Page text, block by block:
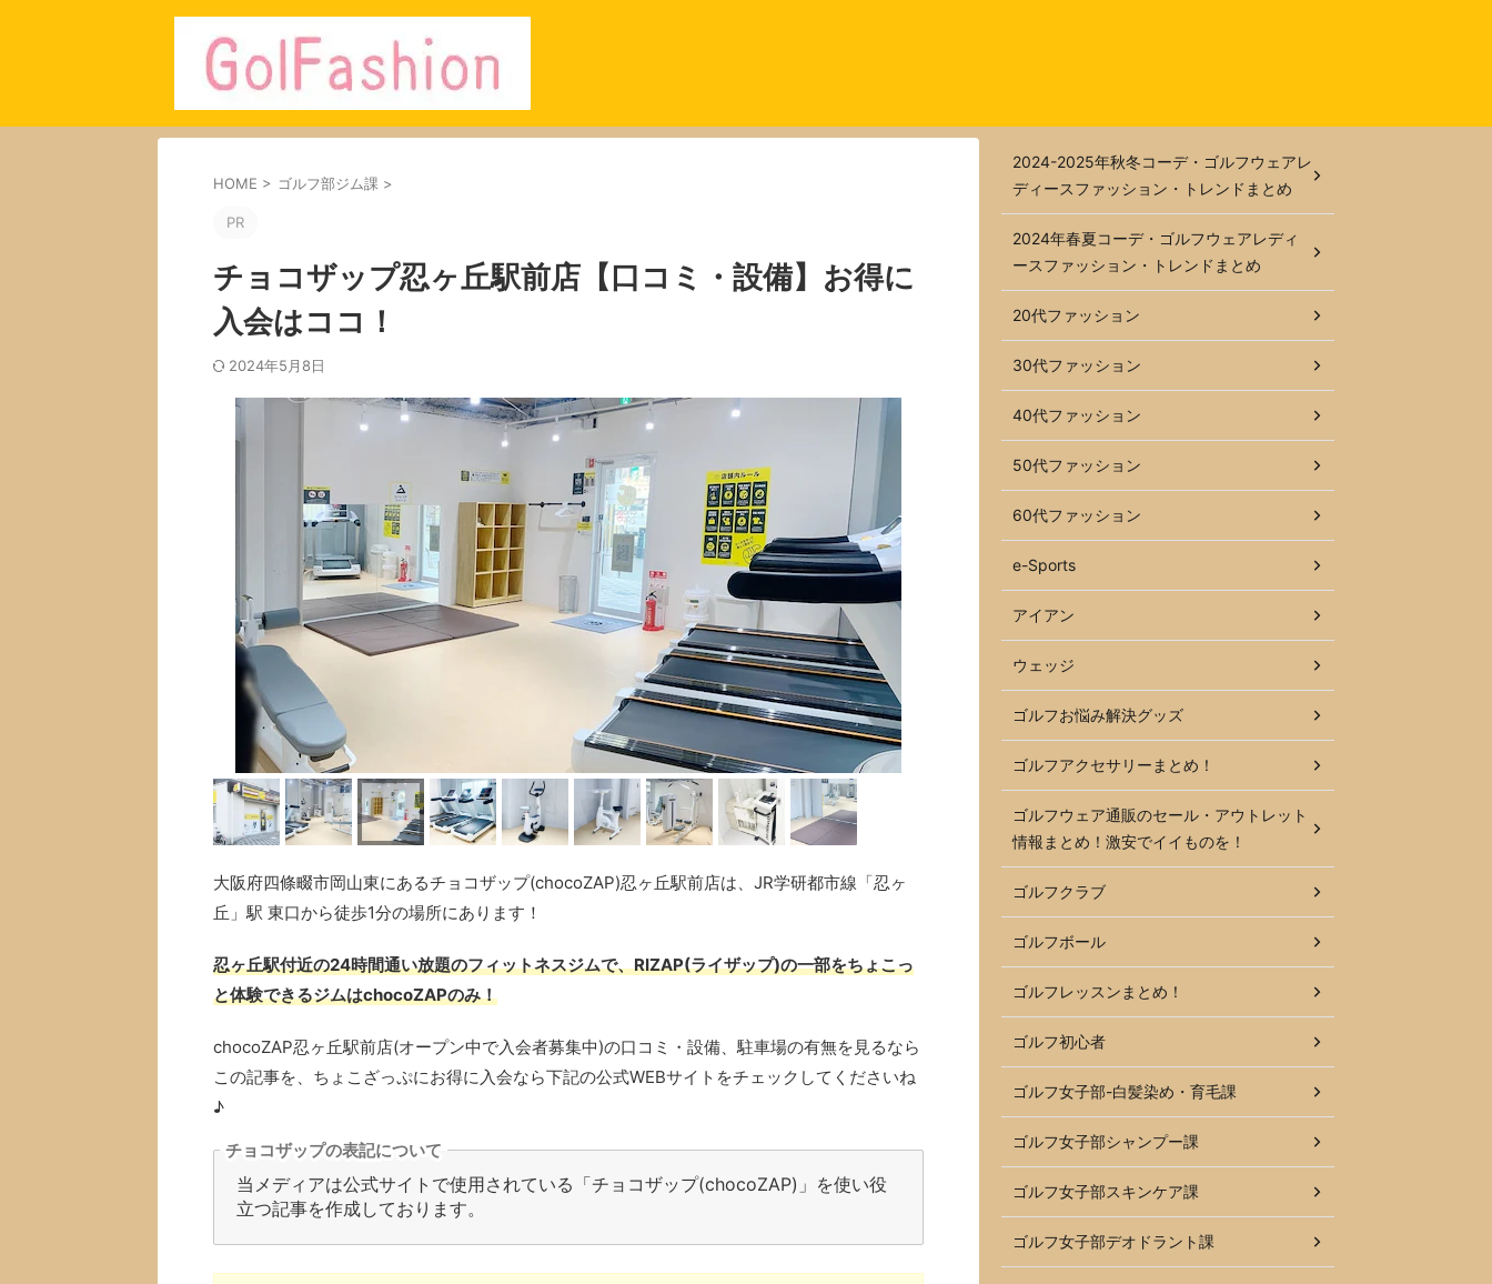
HOME > ゴルフ部ジム課 >
PR
チョコザップ忍ヶ丘駅前店【口コミ・設備】お得に
入会はココ！
2024年5月8日
大阪府四條畷市岡山東にあるチョコザップ(chocoZAP)忍ヶ丘駅前店は、JR学研都市線「忍ヶ
丘」駅 東口から徒歩1分の場所にあります！
忍ヶ丘駅付近の24時間通い放題のフィットネスジムで、RIZAP(ライザップ)の一部をちょこっ
と体験できるジムはchocoZAPのみ！
chocoZAP忍ヶ丘駅前店(オープン中で入会者募集中)の口コミ・設備、駐車場の有無を見るなら
この記事を、ちょこざっぷにお得に入会なら下記の公式WEBサイトをチェックしてくださいね
♪
チョコザップの表記について
当メディアは公式サイトで使用されている「チョコザップ(chocoZAP)」を使い役
立つ記事を作成しております。
2024-2025年秋冬コーデ・ゴルフウェアレ
ディースファッション・トレンドまとめ
2024年春夏コーデ・ゴルフウェアレディ
ースファッション・トレンドまとめ
20代ファッション
30代ファッション
40代ファッション
50代ファッション
60代ファッション
e-Sports
アイアン
ウェッジ
ゴルフお悩み解決グッズ
ゴルフアクセサリーまとめ！
ゴルフウェア通販のセール・アウトレット
情報まとめ！激安でイイものを！
ゴルフクラブ
ゴルフボール
ゴルフレッスンまとめ！
ゴルフ初心者
ゴルフ女子部-白髪染め・育毛課
ゴルフ女子部シャンプー課
ゴルフ女子部スキンケア課
ゴルフ女子部デオドラント課